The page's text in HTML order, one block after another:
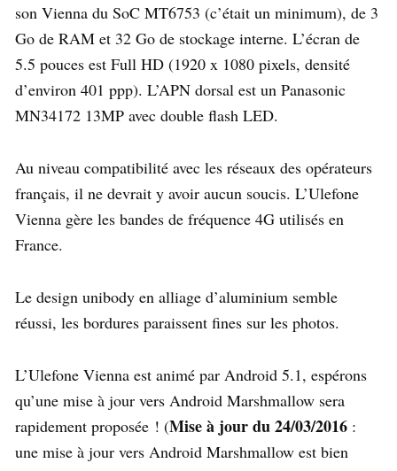
son Vienna du SoC MT6753 (c’était un minimum), de 3
Go de RAM et 32 Go de stockage interne. L’écran de
5.5 pouces est Full HD (1920 x 1080 pixels, densité
d’environ 401 ppp). L’APN dorsal est un Panasonic
MN34172 13MP avec double flash LED.
Au niveau compatibilité avec les réseaux des opérateurs
français, il ne devrait y avoir aucun soucis. L’Ulefone
Vienna gère les bandes de fréquence 4G utilisés en
France.
Le design unibody en alliage d’aluminium semble
réussi, les bordures paraissent fines sur les photos.
L’Ulefone Vienna est animé par Android 5.1, espérons
qu’une mise à jour vers Android Marshmallow sera
rapidement proposée ! (Mise à jour du 24/03/2016 :
une mise à jour vers Android Marshmallow est bien